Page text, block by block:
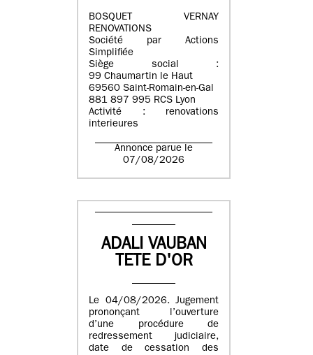
BOSQUET VERNAY
RENOVATIONS
Société par Actions
Simplifiée
Siège social :
99 Chaumartin le Haut
69560 Saint-Romain-en-Gal
881 897 995 RCS Lyon
Activité : renovations
interieures
Annonce parue le
07/08/2026
ADALI VAUBAN
TETE D'OR
Le 04/08/2026. Jugement
prononçant l’ouverture
d’une procédure de
redressement judiciaire,
date de cessation des